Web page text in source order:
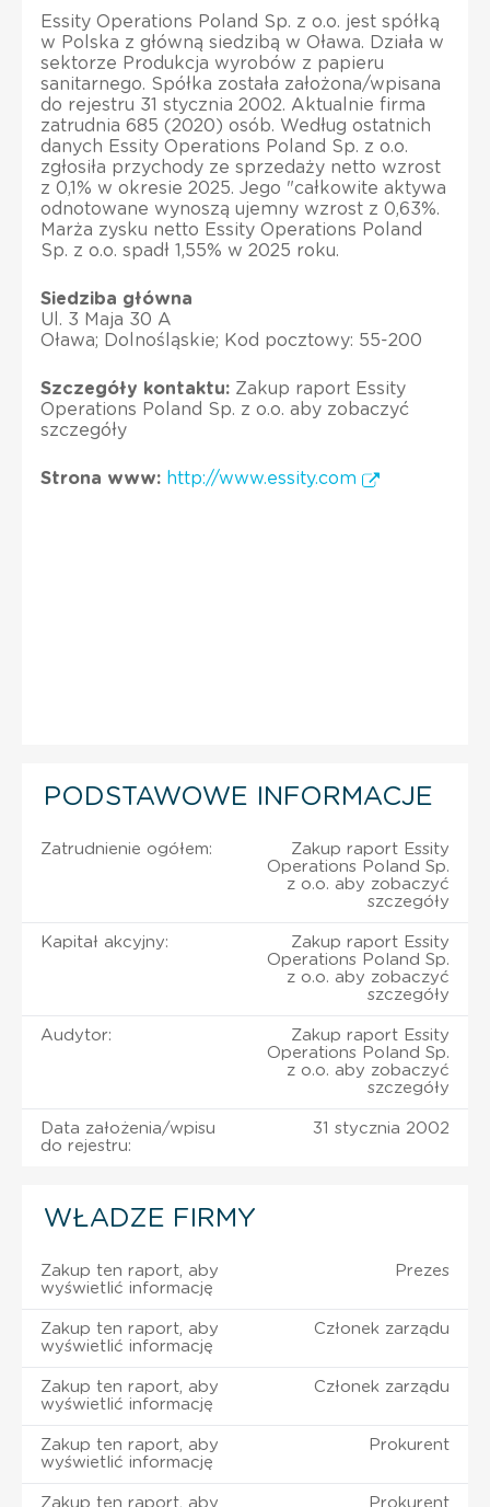
Essity Operations Poland Sp. z o.o. jest spółką
w Polska z główną siedzibą w Oława. Działa w
sektorze Produkcja wyrobów z papieru
sanitarnego. Spółka została założona/wpisana
do rejestru 31 stycznia 2002. Aktualnie firma
zatrudnia 685 (2020) osób. Według ostatnich
danych Essity Operations Poland Sp. z o.o.
zgłosiła przychody ze sprzedaży netto wzrost
z 0,1% w okresie 2025. Jego "całkowite aktywa
odnotowane wynoszą ujemny wzrost z 0,63%.
Marża zysku netto Essity Operations Poland
Sp. z o.o. spadł 1,55% w 2025 roku.
Siedziba główna
Ul. 3 Maja 30 A
Oława; Dolnośląskie; Kod pocztowy: 55-200
Szczegóły kontaktu: Zakup raport Essity
Operations Poland Sp. z o.o. aby zobaczyć
szczegóły
Strona www: http://www.essity.com
PODSTAWOWE INFORMACJE
Zatrudnienie ogółem:
Zakup raport Essity
Operations Poland Sp.
z o.o. aby zobaczyć
szczegóły
Kapitał akcyjny:
Zakup raport Essity
Operations Poland Sp.
z o.o. aby zobaczyć
szczegóły
Audytor:
Zakup raport Essity
Operations Poland Sp.
z o.o. aby zobaczyć
szczegóły
Data założenia/wpisu
do rejestru:
31 stycznia 2002
WŁADZE FIRMY
Zakup ten raport, aby
wyświetlić informację
Prezes
Zakup ten raport, aby
wyświetlić informację
Członek zarządu
Zakup ten raport, aby
wyświetlić informację
Członek zarządu
Zakup ten raport, aby
wyświetlić informację
Prokurent
Zakup ten raport, aby Prokurent